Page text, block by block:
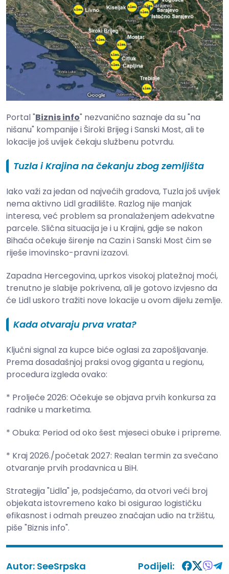
Portal "Biznis info" nezvanično saznaje da su "na
nišanu" kompanije i Široki Brijeg i Sanski Most, ali te
lokacije još uvijek čekaju službenu potvrdu.
Tuzla i Krajina na čekanju zbog zemljišta
Iako važi za jedan od najvećih gradova, Tuzla još uvijek
nema aktivno Lidl gradilište. Razlog nije manjak
interesa, već problem sa pronalaženjem adekvatne
parcele. Slična situacija je i u Krajini, gdje se nakon
Bihaća očekuje širenje na Cazin i Sanski Most čim se
riješe imovinsko-pravni izazovi.
Zapadna Hercegovina, uprkos visokoj platežnoj moći,
trenutno je slabije pokrivena, ali je gotovo izvjesno da
će Lidl uskoro tražiti nove lokacije u ovom dijelu zemlje.
Kada otvaraju prva vrata?
Ključni signal za kupce biće oglasi za zapošljavanje.
Prema dosadašnjoj praksi ovog giganta u regionu,
procedura izgleda ovako:
* Proljeće 2026: Očekuje se objava prvih konkursa za
radnike u marketima.
* Obuka: Period od oko šest mjeseci obuke i pripreme.
* Kraj 2026./početak 2027: Realan termin za svečano
otvaranje prvih prodavnica u BiH.
Strategija "Lidla" je, podsjećamo, da otvori veći broj
objekata istovremeno kako bi osigurao logističku
efikasnost i odmah preuzeo značajan udio na tržištu,
piše "Biznis info".
Autor: SeeSrpska Podijeli: